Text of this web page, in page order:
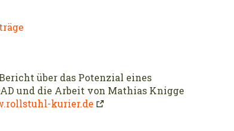
über das Potenzial eines
und die Arbeit von Mathias Knigge
kurier.de